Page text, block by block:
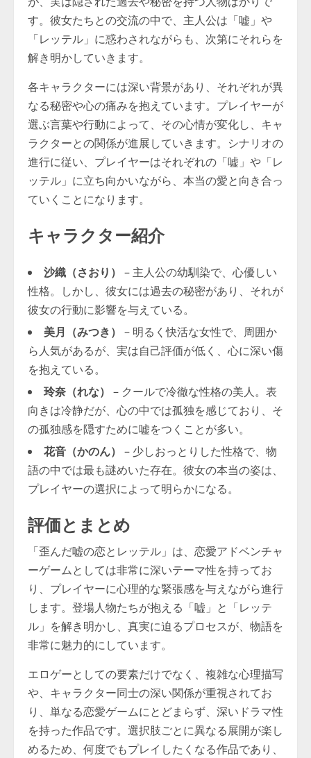
す。彼女たちとの交流の中で、主人公は「嘘」や
「レッテル」に惑わされながらも、次第にそれらを
解き明かしていきます。
各キャラクターには深い背景があり、それぞれが異
なる秘密や心の痛みを抱えています。プレイヤーが
選ぶ言葉や行動によって、その心情が変化し、キャ
ラクターとの関係が進展していきます。シナリオの
進行に従い、プレイヤーはそれぞれの「嘘」や「レ
ッテル」に立ち向かいながら、本当の愛と向き合っ
ていくことになります。
キャラクター紹介
沙織（さおり） – 主人公の幼馴染で、心優しい
性格。しかし、彼女には過去の秘密があり、それが
彼女の行動に影響を与えている。
美月（みつき） – 明るく快活な女性で、周囲か
ら人気があるが、実は自己評価が低く、心に深い傷
を抱えている。
玲奈（れな） – クールで冷徹な性格の美人。表
向きは冷静だが、心の中では孤独を感じており、そ
の孤独感を隠すために嘘をつくことが多い。
花音（かのん） – 少しおっとりした性格で、物
語の中では最も謎めいた存在。彼女の本当の姿は、
プレイヤーの選択によって明らかになる。
評価とまとめ
「歪んだ嘘の恋とレッテル」は、恋愛アドベンチャ
ーゲームとしては非常に深いテーマ性を持ってお
り、プレイヤーに心理的な緊張感を与えながら進行
します。登場人物たちが抱える「嘘」と「レッテ
ル」を解き明かし、真実に迫るプロセスが、物語を
非常に魅力的にしています。
エロゲーとしての要素だけでなく、複雑な心理描写
や、キャラクター同士の深い関係が重視されてお
り、単なる恋愛ゲームにとどまらず、深いドラマ性
を持った作品です。選択肢ごとに異なる展開が楽し
めるため、何度でもプレイしたくなる作品であり、